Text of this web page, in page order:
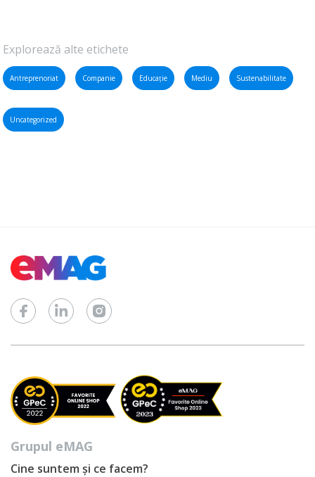
Explorează alte etichete
Antreprenoriat Companie Educație Mediu Sustenabilitate
Uncategorized
Grupul eMAG
Cine suntem și ce facem?